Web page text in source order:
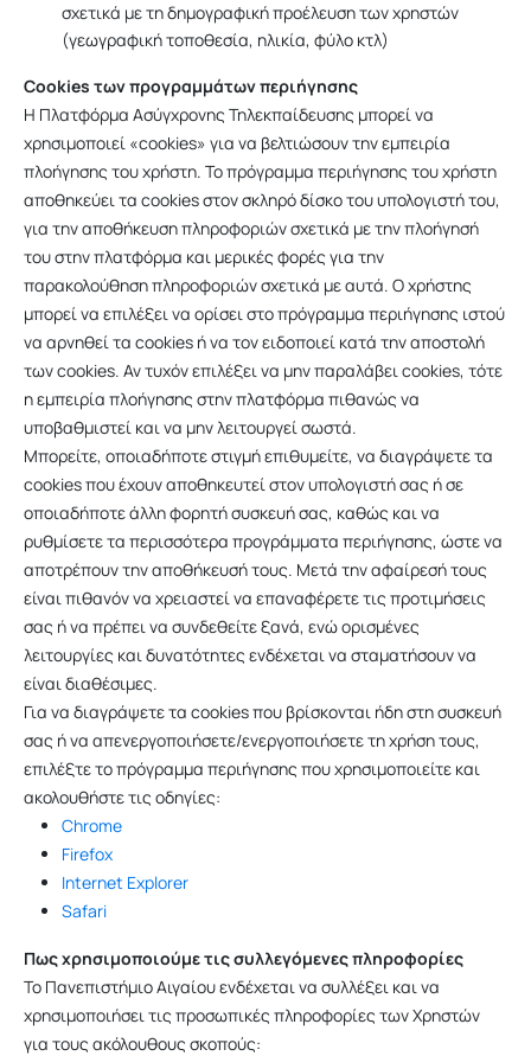
σχετικά με τη δημογραφική προέλευση των χρηστών
(γεωγραφική τοποθεσία, ηλικία, φύλο κτλ)
Cookies των προγραμμάτων περιήγησης
Η Πλατφόρμα Ασύγχρονης Τηλεκπαίδευσης μπορεί να
χρησιμοποιεί «cookies» για να βελτιώσουν την εμπειρία
πλοήγησης του χρήστη. Το πρόγραμμα περιήγησης του χρήστη
αποθηκεύει τα cookies στον σκληρό δίσκο του υπολογιστή του,
για την αποθήκευση πληροφοριών σχετικά με την πλοήγησή
του στην πλατφόρμα και μερικές φορές για την
παρακολούθηση πληροφοριών σχετικά με αυτά. Ο χρήστης
μπορεί να επιλέξει να ορίσει στο πρόγραμμα περιήγησης ιστού
να αρνηθεί τα cookies ή να τον ειδοποιεί κατά την αποστολή
των cookies. Αν τυχόν επιλέξει να μην παραλάβει cookies, τότε
η εμπειρία πλοήγησης στην πλατφόρμα πιθανώς να
υποβαθμιστεί και να μην λειτουργεί σωστά.
Μπορείτε, οποιαδήποτε στιγμή επιθυμείτε, να διαγράψετε τα
cookies που έχουν αποθηκευτεί στον υπολογιστή σας ή σε
οποιαδήποτε άλλη φορητή συσκευή σας, καθώς και να
ρυθμίσετε τα περισσότερα προγράμματα περιήγησης, ώστε να
αποτρέπουν την αποθήκευσή τους. Μετά την αφαίρεσή τους
είναι πιθανόν να χρειαστεί να επαναφέρετε τις προτιμήσεις
σας ή να πρέπει να συνδεθείτε ξανά, ενώ ορισμένες
λειτουργίες και δυνατότητες ενδέχεται να σταματήσουν να
είναι διαθέσιμες.
Για να διαγράψετε τα cookies που βρίσκονται ήδη στη συσκευή
σας ή να απενεργοποιήσετε/ενεργοποιήσετε τη χρήση τους,
επιλέξτε το πρόγραμμα περιήγησης που χρησιμοποιείτε και
ακολουθήστε τις οδηγίες:
Chrome
Firefox
Internet Explorer
Safari
Πως χρησιμοποιούμε τις συλλεγόμενες πληροφορίες
Το Πανεπιστήμιο Αιγαίου ενδέχεται να συλλέξει και να
χρησιμοποιήσει τις προσωπικές πληροφορίες των Χρηστών
για τους ακόλουθους σκοπούς: